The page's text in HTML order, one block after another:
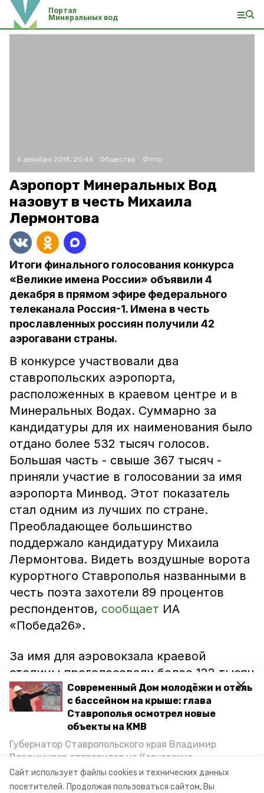
Сайт использует файлы cookies и технических данных
посетителей. Продолжая пользоваться сайтом, Вы
Современный Дом молодёжи и отель
с бассейном на крыше: глава
Ставрополья осмотрел новые
объекты на КМВ
Губернатор Ставропольского края Владимир
Владимиров отправился на Кавказские
Минеральные Воды, чтобы проинспектировать
строительство объектов в Кисловодске и
Портал
Минеральных вод
4 декабря 2018, 20:46 Общество Фото:
Аэропорт Минеральных Вод
назовут в честь Михаила
Лермонтова
Итоги финального голосования конкурса
«Великие имена России» объявили 4
декабря в прямом эфире федерального
телеканала Россия-1. Имена в честь
прославленных россиян получили 42
аэрогавани страны.
В конкурсе участвовали два
ставропольских аэропорта,
расположенных в краевом центре и в
Минеральных Водах. Суммарно за
кандидатуры для их наименования было
отдано более 532 тысяч голосов.
Большая часть - свыше 367 тысяч -
приняли участие в голосовании за имя
аэропорта Минвод. Этот показатель
стал одним из лучших по стране.
Преобладающее большинство
поддержало кандидатуру Михаила
Лермонтова. Видеть воздушные ворота
курортного Ставрополья названными в
честь поэта захотели 89 процентов
респондентов, сообщает ИА
«Победа26».
За имя для аэровокзала краевой
столицы проголосовали более 122 тысяч
человек. 75 процентов из них
остановились на кандидатуре
Александра Суворова.
Напомним, лидеры в голосовании за
имена ставропольских аэропортов
определилисьс первых дней.